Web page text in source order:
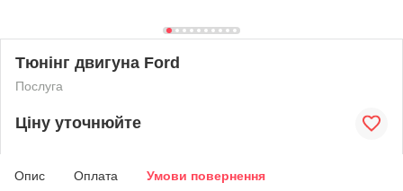
Тюнінг двигуна Ford
Послуга
Ціну уточнюйте
Опис Оплата Умови повернення